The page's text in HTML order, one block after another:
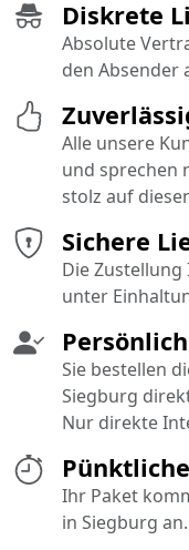
Ihr Paket
in Siegburg an.
Sichere
Die
unter
Diskrete
Absolute
den Absender
Sie bestellen
Siegburg
Nur direkte
Alle unsere
und sprechen
stolz auf